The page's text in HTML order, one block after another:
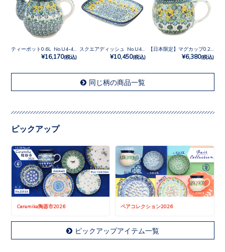
¥16,170(税込) ¥10,450(税込) ¥6,380(税込)
同じ柄の商品一覧
ピックアップ
Ceramika陶器市2026 ペアコレクション2026
ピックアップアイテム一覧